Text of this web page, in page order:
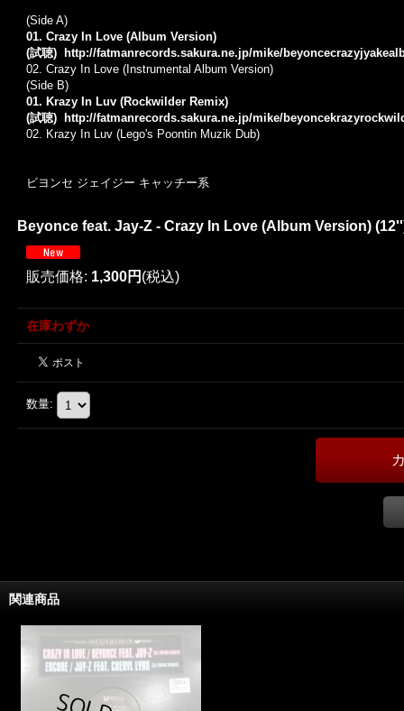
(Side A)
01. Crazy In Love (Album Version)
(試聴)
http://fatmanrecords.sakura.ne.jp/mike/
02. Crazy In Love (Instrumental Album Version)
(Side B)
01. Krazy In Luv (Rockwilder Remix)
(試聴)
http://fatmanrecords.sakura.ne.jp/mike/
02. Krazy In Luv (Lego's Poontin Muzik Dub)
ビヨンセ ジェイジー キャッチー系
Beyonce feat. Jay-Z - Crazy In Love (Album Version)
販売価格: 1,300円 (税込)
在庫わずか
数量:
関連商品